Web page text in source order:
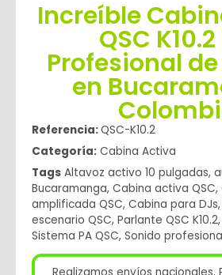
Increíble
QSC K10.2
Profesional
en
Referencia:QSC-K10.2
Categoría: Cabina Activa
Tags Altavoz activo 10 pulgadas,
Bucaramanga, Cabina activa QSC,
amplificada QSC, Cabina para DJs,
escenario QSC, Parlante QSC K10.2,
Sistema PA QSC, Sonido